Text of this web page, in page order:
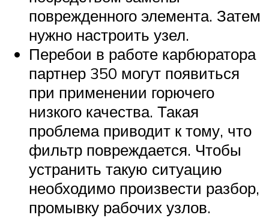
поврежденного элемента. Затем
нужно настроить узел.
Перебои в работе карбюратора
партнер 350 могут появиться
при применении горючего
низкого качества. Такая
проблема приводит к тому, что
фильтр повреждается. Чтобы
устранить такую ситуацию
необходимо произвести разбор,
промывку рабочих узлов.